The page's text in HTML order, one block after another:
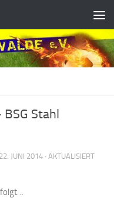
Stahl
22. JUNI 2014 · AKTUALISIERT
folgt…